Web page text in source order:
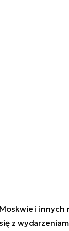
i innych
z